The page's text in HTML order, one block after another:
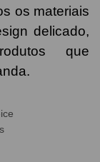
os materiais
delicado,
que